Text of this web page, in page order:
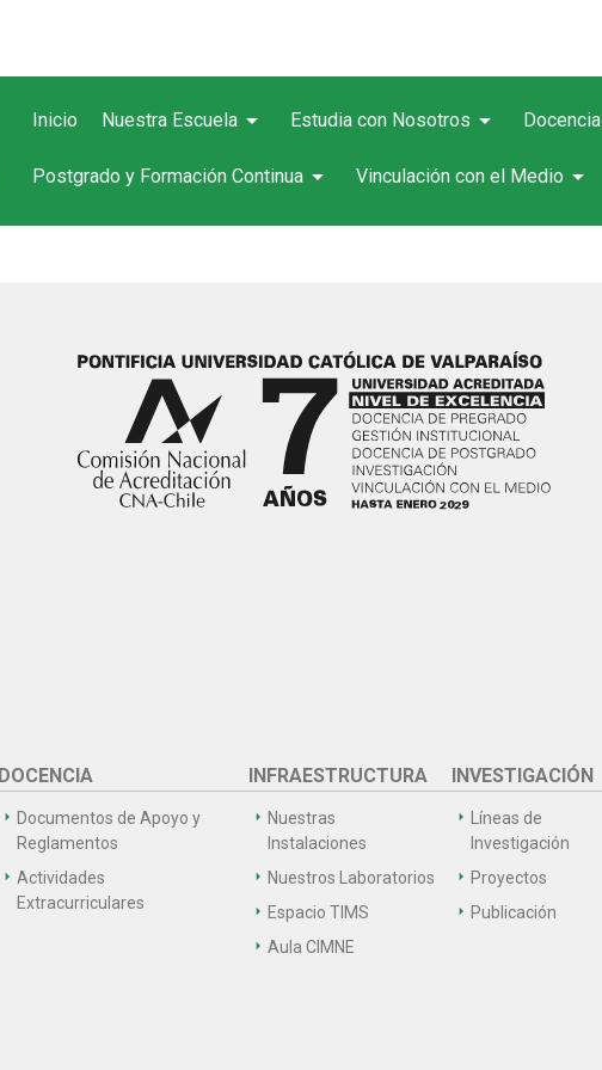
Inicio Nuestra Escuela arrow_drop_down Estudia con Nosotros arrow_drop_down Docencia
Postgrado y Formación Continua arrow_drop_down Vinculación con el Medio arrow_drop_down
DOCENCIA
Documentos de Apoyo y
Reglamentos
Actividades
Extracurriculares
INFRAESTRUCTURA
Nuestras
Instalaciones
Nuestros Laboratorios
Espacio TIMS
Aula CIMNE
INVESTIGACIÓN
Líneas de
Investigación
Proyectos
Publicación